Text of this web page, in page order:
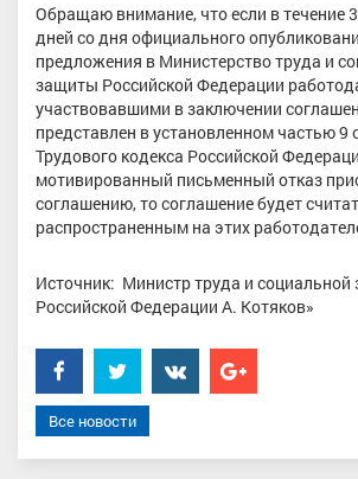
Обращаю внимание, что если в течение
дней со дня официального
предложения в Министерство труда и
защиты Российской Федерации
участвовавшими в заключении
представлен в установленном частью 9
Трудового кодекса Российской
мотивированный письменный отказ
соглашению, то соглашение будет
распространенным на этих
Источник: Министр труда и
Российской Федерации А. Котяков»
FacebookTwitter���������
Google+
Все новости